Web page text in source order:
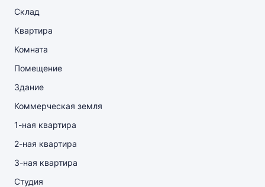
Склад
Квартира
Комната
Помещение
Здание
Коммерческая земля
1-ная квартира
2-ная квартира
3-ная квартира
Студия